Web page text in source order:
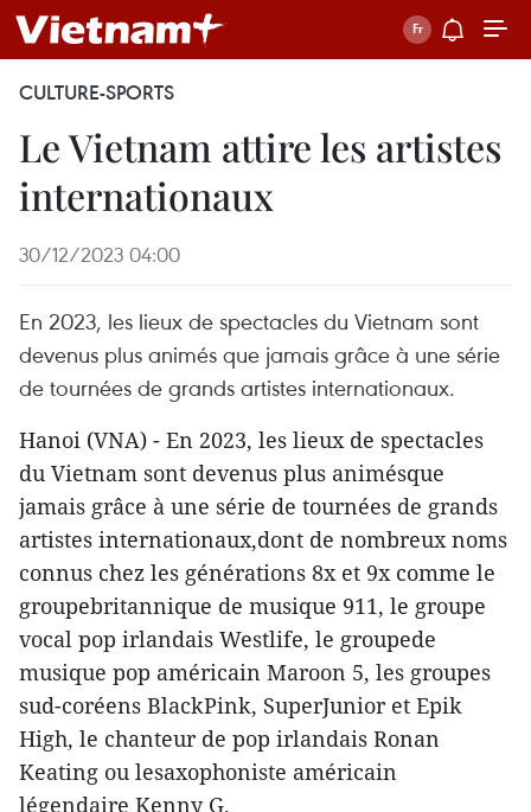
CULTURE-SPORTS
Le Vietnam attire les artistes
internationaux
30/12/2023 04:00
En 2023, les lieux de spectacles du Vietnam sont
devenus plus animés que jamais grâce à une série
de tournées de grands artistes internationaux.
Hanoi (VNA) - En 2023, les lieux de spectacles
du Vietnam sont devenus plus animésque
jamais grâce à une série de tournées de grands
artistes internationaux,dont de nombreux noms
connus chez les générations 8x et 9x comme le
groupebritannique de musique 911, le groupe
vocal pop irlandais Westlife, le groupede
musique pop américain Maroon 5, les groupes
sud-coréens BlackPink, SuperJunior et Epik
High, le chanteur de pop irlandais Ronan
Keating ou lesaxophoniste américain
légendaire Kenny G.